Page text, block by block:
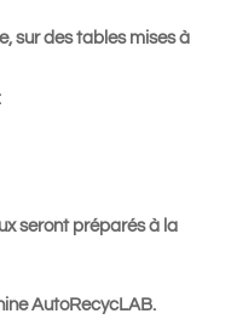
sur des tables mises à
seront préparés à la
AutoRecycLAB.